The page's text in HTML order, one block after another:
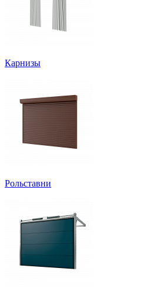
Карнизы
Рольставни